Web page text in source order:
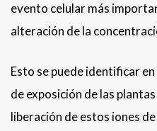
evento celular más
alteración de la
Esto se puede identificar
de exposición de las
liberación de estos iones